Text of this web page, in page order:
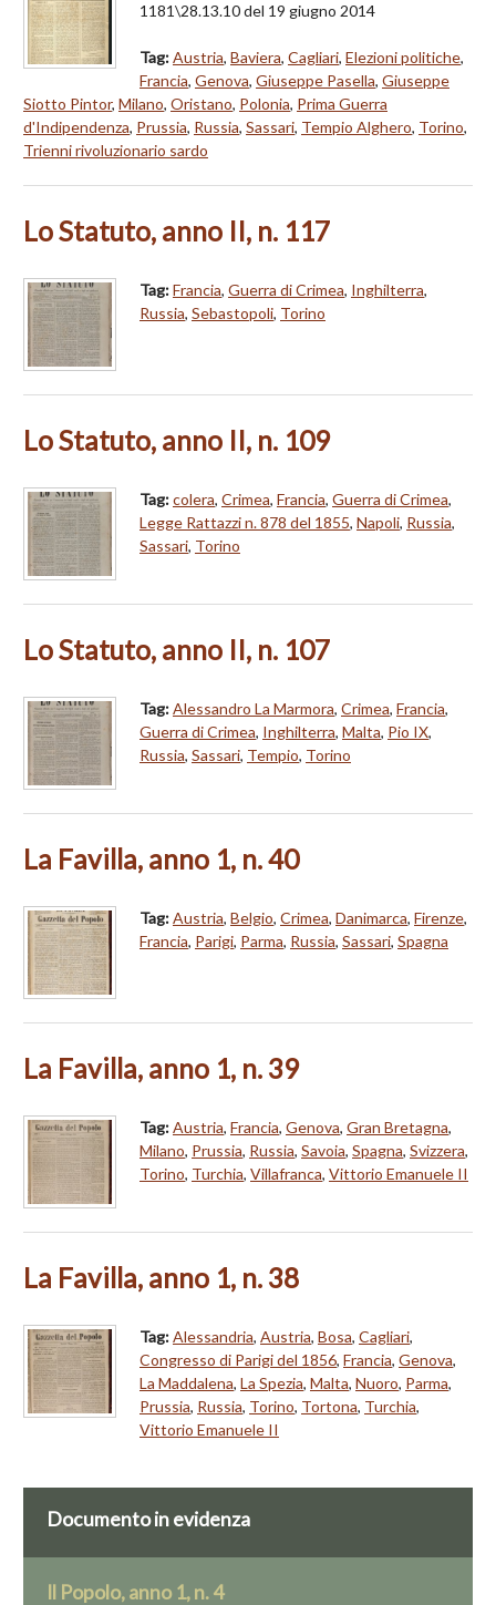
1181\28.13.10 del 19 giugno 2014
Tag:Austria, Baviera, Cagliari, Elezioni politiche,
Francia, Genova, Giuseppe Pasella, Giuseppe
Siotto Pintor, Milano, Oristano, Polonia, Prima Guerra
d'Indipendenza, Prussia, Russia, Sassari, Tempio Alghero, Torino,
Trienni rivoluzionario sardo
Lo Statuto, anno II, n. 117
Tag:Francia, Guerra di Crimea, Inghilterra,
Russia, Sebastopoli, Torino
Lo Statuto, anno II, n. 109
Tag:colera, Crimea, Francia, Guerra di Crimea,
Legge Rattazzi n. 878 del 1855, Napoli, Russia,
Sassari, Torino
Lo Statuto, anno II, n. 107
Tag:Alessandro La Marmora, Crimea, Francia,
Guerra di Crimea, Inghilterra, Malta, Pio IX,
Russia, Sassari, Tempio, Torino
La Favilla, anno 1, n. 40
Tag:Austria, Belgio, Crimea, Danimarca, Firenze,
Francia, Parigi, Parma, Russia, Sassari, Spagna
La Favilla, anno 1, n. 39
Tag:Austria, Francia, Genova, Gran Bretagna,
Milano, Prussia, Russia, Savoia, Spagna, Svizzera,
Torino, Turchia, Villafranca, Vittorio Emanuele II
La Favilla, anno 1, n. 38
Tag:Alessandria, Austria, Bosa, Cagliari,
Congresso di Parigi del 1856, Francia, Genova,
La Maddalena, La Spezia, Malta, Nuoro, Parma,
Prussia, Russia, Torino, Tortona, Turchia,
Vittorio Emanuele II
Documento in evidenza
Il Popolo, anno 1, n. 4